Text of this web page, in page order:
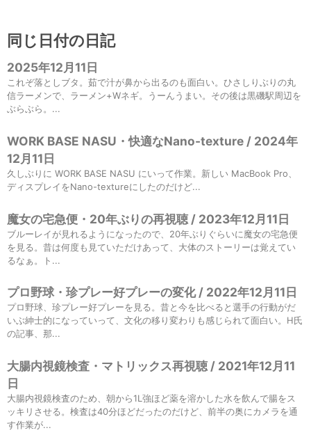
同じ日付の日記
2025年12月11日
これぞ落としブタ。茹で汁が鼻から出るのも面白い。ひさしりぶりの丸
信ラーメンで、ラーメン+Wネギ。うーんうまい。その後は黒磯駅周辺を
ぶらぶら。...
WORK BASE NASU・快適なNano-texture / 2024年
12月11日
久しぶりに WORK BASE NASU にいって作業。新しい MacBook Pro、
ディスプレイをNano-textureにしたのだけど...
魔女の宅急便・20年ぶりの再視聴 / 2023年12月11日
ブルーレイが見れるようになったので、20年ぶりぐらいに魔女の宅急便
を見る。昔は何度も見ていただけあって、大体のストーリーは覚えてい
るなぁ。ト...
プロ野球・珍プレー好プレーの変化 / 2022年12月11日
プロ野球、珍プレー好プレーを見る。昔と今を比べると選手の行動がだ
いぶ紳士的になっていって、文化の移り変わりも感じられて面白い。H氏
の記事、那...
大腸内視鏡検査・マトリックス再視聴 / 2021年12月11
日
大腸内視鏡検査のため、朝から1L強ほど薬を溶かした水を飲んで腸をス
ッキリさせる。検査は40分ほどだったのだけど、前半の奥にカメラを通
す作業が...